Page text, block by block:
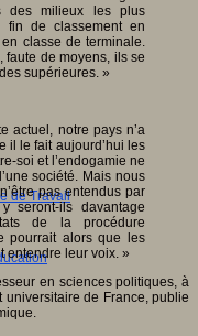
de Travail
des milieux les plus
fin de classement en
classe de terminale.
faute de moyens, ils se
supérieures. »
actuel, notre pays n’a
il le fait aujourd’hui les
soi et l’endogamie ne
société. Mais nous
pas entendus par
seront-ils davantage
de la procédure
pourrait alors que les
entendre leur voix. »
en sciences politiques, à
universitaire de France, publie